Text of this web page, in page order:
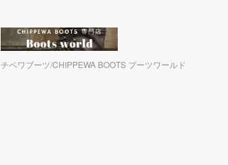
チペワブーツ/CHIPPEWA BOOTS ブーツワールド